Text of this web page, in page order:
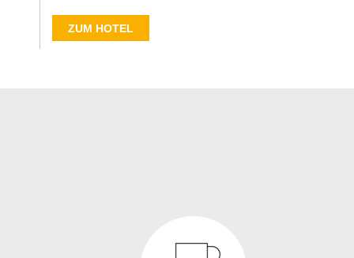
ZUM HOTEL